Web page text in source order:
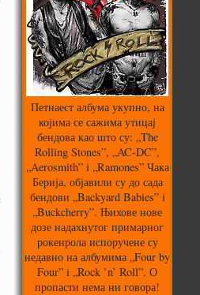
Петнаест албума укупно, на
којима се сажима утицај
бендова као што су: „The
Rolling Stones”, „AC-DC”,
„Aerosmith” i „Ramones” Чака
Берија, објавили су до сада
бендови „Backyard Babies” i
„Buckcherry”. Њихове нове
дозе надахнутог примарног
рокенрола испоручене су
недавно на албумима „Four by
Four” i „Rock ’n’ Roll”. О
пропасти нема ни говора!